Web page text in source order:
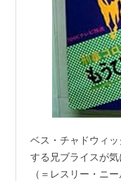
ベス・チャドウィ
する兄ブライスが
（＝レスリー・ニ